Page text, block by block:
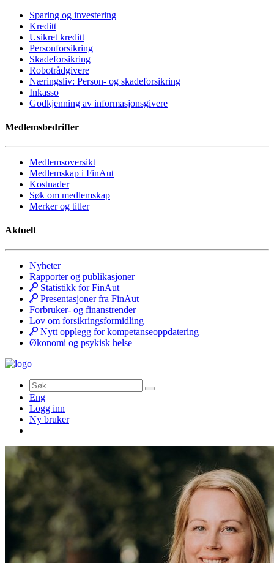
Sparing og investering
Kreditt
Usikret kreditt
Personforsikring
Skadeforsikring
Robotrådgivere
Næringsliv: Person- og skadeforsikring
Inkasso
Godkjenning av informasjonsgivere
Medlemsbedrifter
Medlemsoversikt
Medlemskap i FinAut
Kostnader
Søk om medlemskap
Merker og titler
Aktuelt
Nyheter
Rapporter og publikasjoner
Statistikk for FinAut
Presentasjoner fra FinAut
Forbruker- og finanstrender
Lov om forsikringsformidling
Nytt opplegg for kompetanseoppdatering
Økonomi og psykisk helse
Søk
Eng
Logg inn
Ny bruker